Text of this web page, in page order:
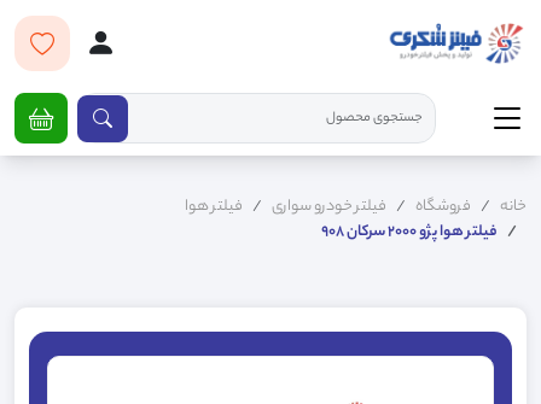
خانه فروشگاه فیلتر خودرو سواری
فیلتر هوا
فیلتر هوا پژو 2000 سرکان 908